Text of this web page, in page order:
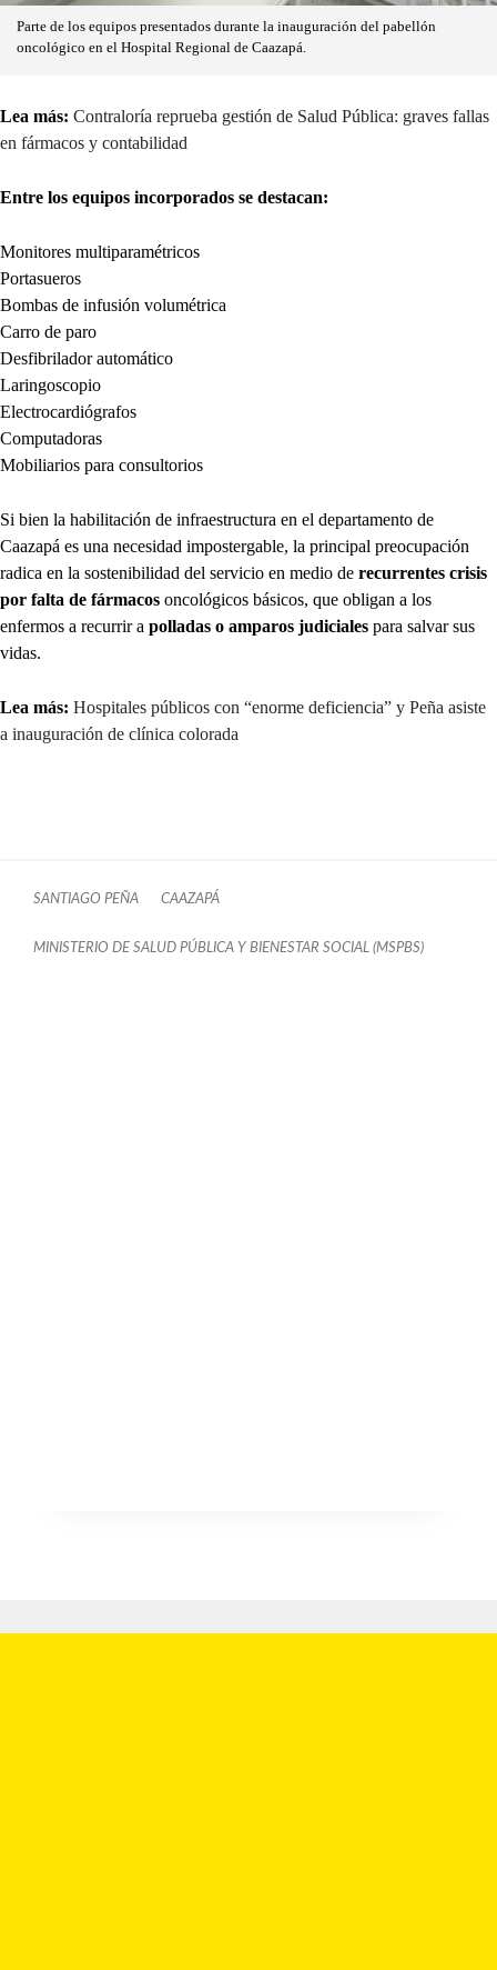
Parte de los equipos presentados durante la inauguración del pabellón
oncológico en el Hospital Regional de Caazapá.
Lea más: Contraloría reprueba gestión de Salud Pública: graves fallas
en fármacos y contabilidad
Entre los equipos incorporados se destacan:
Monitores multiparamétricos
Portasueros
Bombas de infusión volumétrica
Carro de paro
Desfibrilador automático
Laringoscopio
Electrocardiógrafos
Computadoras
Mobiliarios para consultorios
Si bien la habilitación de infraestructura en el departamento de
Caazapá es una necesidad impostergable, la principal preocupación
radica en la sostenibilidad del servicio en medio de recurrentes crisis
por falta de fármacos oncológicos básicos, que obligan a los
enfermos a recurrir a polladas o amparos judiciales para salvar sus
vidas.
Lea más: Hospitales públicos con “enorme deficiencia” y Peña asiste
a inauguración de clínica colorada
SANTIAGO PEÑA CAAZAPÁ
MINISTERIO DE SALUD PÚBLICA Y BIENESTAR SOCIAL (MSPBS)